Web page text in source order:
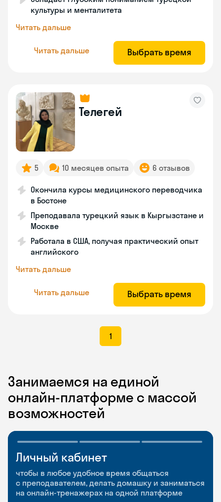
культуры и менталитета
Читать дальше
Читать дальше Выбрать время
Телегей
5 10 месяцев опыта 6 отзывов
Окончила курсы медицинского переводчика
в Бостоне
Преподавала турецкий язык в Кыргызстане и
Москве
Работала в США, получая практический опыт
английского
Читать дальше
Читать дальше Выбрать время
1
Занимаемся на единой
онлайн-платформе с массой
возможностей
Личный кабинет
чтобы в любое удобное время общаться
с преподавателем, делать домашку и заниматься
на онлайн-тренажерах на одной платформе
Мобильное
приложение
чтобы заниматься и изучать новые слова где
и когда удобно
Разговорные клубы
и Talks
Групповые занятия для разговорной практики
и индивидуальные встречи с преподавателями